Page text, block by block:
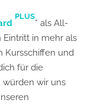
PLUS
* als All-
in mehr als
Kursschiffen und
für die
würden wir uns